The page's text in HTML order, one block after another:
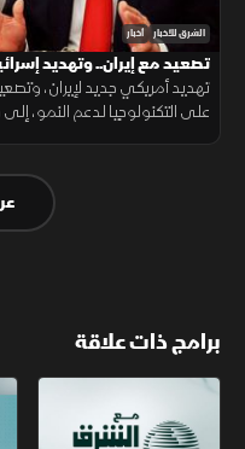
الشرق للأخبار أخبار
تصعيد مع إيران.. وتهديد
تهديد أمريكي جديد لإيران،
على التكنولوجيا لدعم النمو،
برامج ذات علاقة
مع الشرق الأوسط